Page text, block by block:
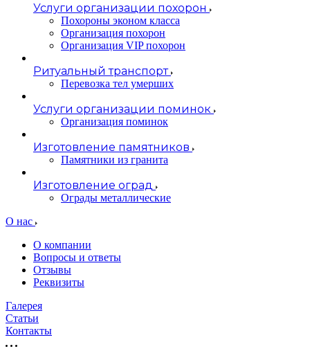
Услуги организации похорон
Похороны эконом класса
Организация похорон
Организация VIP похорон
Ритуальный транспорт
Перевозка тел умерших
Услуги организации поминок
Организация поминок
Изготовление памятников
Памятники из гранита
Изготовление оград
Ограды металлические
О нас
О компании
Вопросы и ответы
Отзывы
Реквизиты
Галерея
Статьи
Контакты